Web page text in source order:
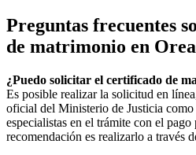
Preguntas frecuentes
de matrimonio en Orea
¿Puedo solicitar el certificado de
Es posible realizar la solicitud en
oficial del Ministerio de Justicia como
especialistas en el trámite con el
recomendación es realizarlo a través